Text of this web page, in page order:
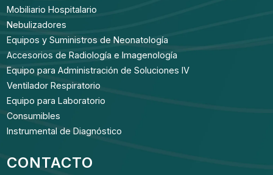
Mobiliario Hospitalario
Nebulizadores
Equipos y Suministros de Neonatología
Accesorios de Radiología e Imagenología
Equipo para Administración de Soluciones IV
Ventilador Respiratorio
Equipo para Laboratorio
Consumibles
Instrumental de Diagnóstico
CONTACTO